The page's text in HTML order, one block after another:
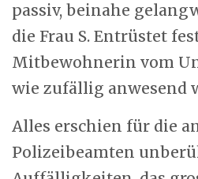
passiv, beinahe
die Frau S. Entrüstet
Mitbewohnerin vom
wie zufällig anwesend
Alles erschien für die
Polizeibeamten